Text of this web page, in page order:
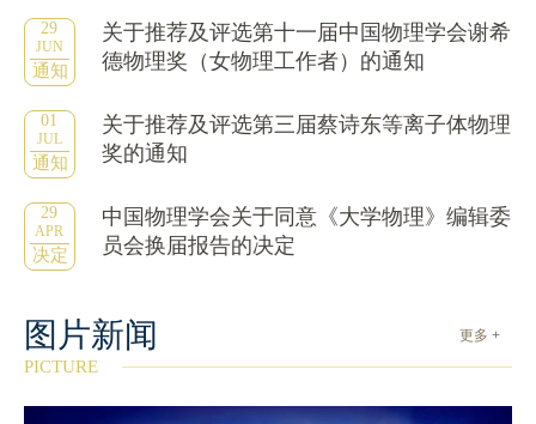
29
JUN
通知
关于推荐及评选第十一届中国物理学会谢希
德物理奖（女物理工作者）的通知
01
JUL
通知
关于推荐及评选第三届蔡诗东等离子体物理
奖的通知
29
APR
决定
中国物理学会关于同意《大学物理》编辑委
员会换届报告的决定
更多 +
图片新闻
PICTURE